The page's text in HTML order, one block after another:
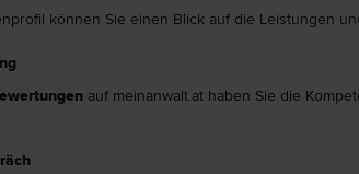
können Sie einen Blick auf die Leistungen
auf meinanwalt.at haben Sie die